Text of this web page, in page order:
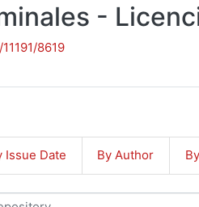
-
8619
Issue Date By Author